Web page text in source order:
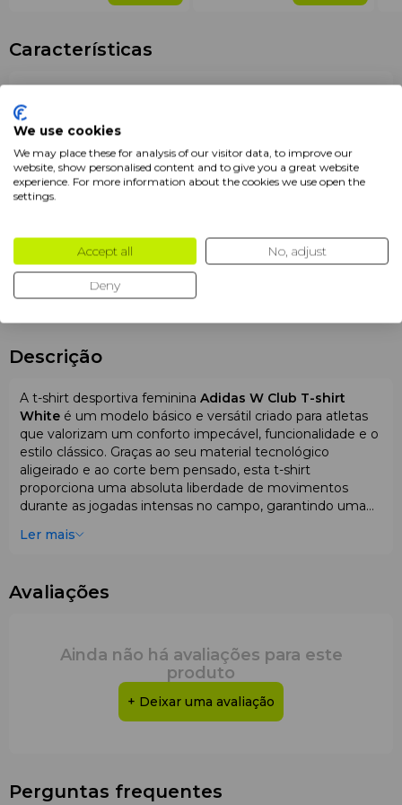
Características
Tamanho
Jogador
Mulher
Corte
Produtos
T-shirts
Composição
Descrição
A t-shirt desportiva feminina Adidas W Club T-shirt
White é um modelo básico e versátil criado para atletas
que valorizam um conforto impecável, funcionalidade e o
estilo clássico. Graças ao seu material tecnológico
aligeirado e ao corte bem pensado, esta t-shirt
proporciona uma absoluta liberdade de movimentos
durante as jogadas intensas no campo, garantindo uma
desenvolvida especificamente para elevadas cargas
Composição do tecido: O artigo é confecionado em
poliéster tecnológico de alta qualidade (a linha Club utiliza
tradicionalmente poliéster reciclado
•Termorregulação: O tecido tem a capacidade de
Ler mais
Avaliações
Ainda não há avaliações para este
produto
+ Deixar uma avaliação
Perguntas frequentes
We use cookies
We may place these for analysis of our visitor data, to improve our
website, show personalised content and to give you a great website
experience. For more information about the cookies we use open the
settings.
Accept all No, adjust
Deny